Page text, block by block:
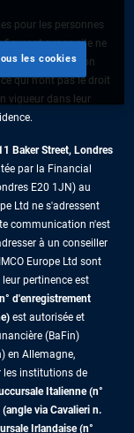
pour les personnes
sur ce site ne
ni une sollicitation
qui n'ont pas le droit
vigueur dans leur
Baker Street, Londres
par la Financial
E20 1JN) au
Ltd ne s'adressent
communication n'est
à un conseiller
Europe Ltd sont
pertinence est
d'enregistrement
est autorisée et
(BaFin)
en Allemagne,
les institutions de
Italienne (n°
via Cavalieri n.
Irlandaise (n°
les cookies